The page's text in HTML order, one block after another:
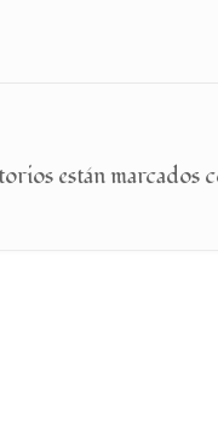
están marcados